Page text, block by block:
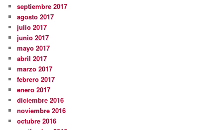
septiembre 2017
agosto 2017
julio 2017
junio 2017
mayo 2017
abril 2017
marzo 2017
febrero 2017
enero 2017
diciembre 2016
noviembre 2016
octubre 2016